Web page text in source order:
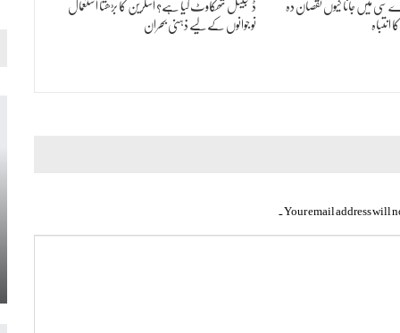
سی میں جانا کیوں نقصان دہ
انتباہ
ڈیجیٹل تھکاوٹ کیا ہے؟ اسکرین کا بڑھتا استعمال
نوجوانوں کےلیے ذہنی بحران
Your email address will